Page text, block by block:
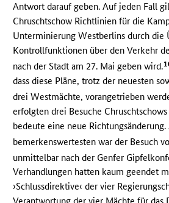
Antwort darauf geben. Auf jeden Fall
Chruschtschow Richtlinien für die
Unterminierung Westberlins durch die
Kontrollfunktionen über den Verkehr
nach der Stadt am 27. Mai geben wird.
dass diese Pläne, trotz der neuesten
drei Westmächte, vorangetrieben
erfolgten drei Besuche
bedeute eine neue Richtungsänderung.
bemerkenswertesten war der Besuch
unmittelbar nach der Genfer
Verhandlungen hatten kaum geendet
›Schlussdirektive‹ der vier